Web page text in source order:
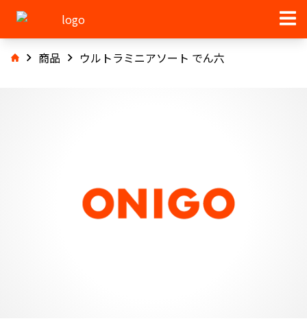
商品 ウルトラミニアソート でん六